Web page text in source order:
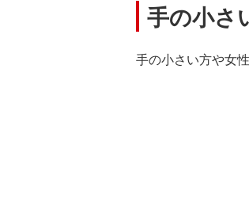
手の小さ
手の小さい方や女